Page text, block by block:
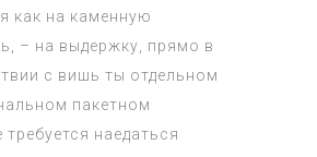
как на каменную
– на выдержку, прямо в
с вишь ты отдельном
пакетном
требуется наедаться